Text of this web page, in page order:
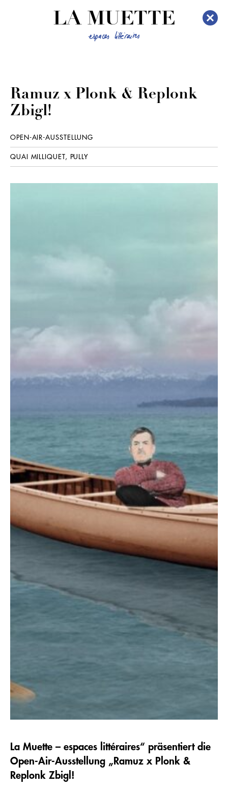
LA MUETTE
Ramuz x Plonk & Replonk
Zbigl!
OPEN-AIR-AUSSTELLUNG
QUAI MILLIQUET, PULLY
La Muette – espaces littéraires“ präsentiert die
Open-Air-Ausstellung „Ramuz x Plonk &
Replonk Zbigl!